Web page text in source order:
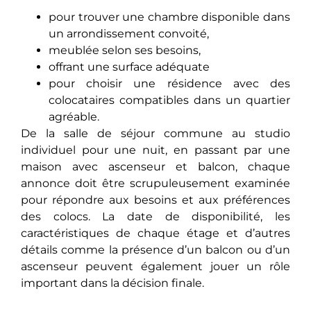
pour trouver une chambre disponible dans
un arrondissement convoité,
meublée selon ses besoins,
offrant une surface adéquate
pour choisir une résidence avec des
colocataires compatibles dans un quartier
agréable.
De la salle de séjour commune au studio
individuel pour une nuit, en passant par une
maison avec ascenseur et balcon, chaque
annonce doit être scrupuleusement examinée
pour répondre aux besoins et aux préférences
des colocs. La date de disponibilité, les
caractéristiques de chaque étage et d’autres
détails comme la présence d’un balcon ou d’un
ascenseur peuvent également jouer un rôle
important dans la décision finale.